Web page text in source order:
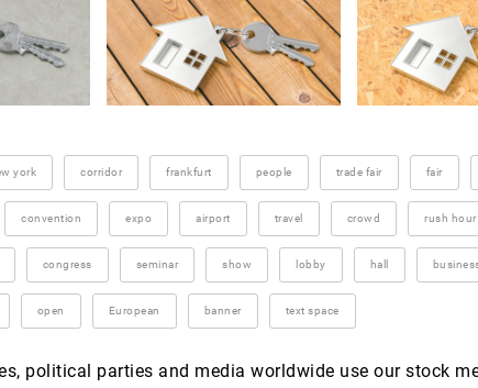
york corridor frankfurt people trade fair fair
convention expo airport travel crowd rush hour
congress seminar show lobby hall
open European banner text space
political parties and media worldwide use our stock